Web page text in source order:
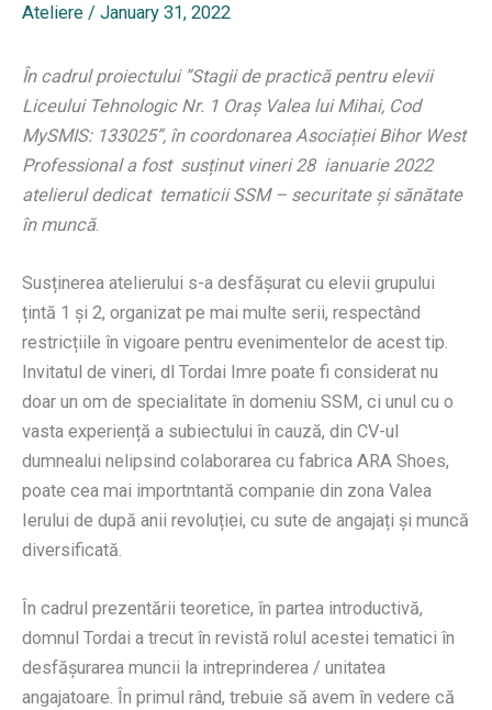
Ateliere / January 31, 2022
În cadrul proiectului ”Stagii de practică pentru elevii
Liceului Tehnologic Nr. 1 Oraș Valea lui Mihai, Cod
MySMIS: 133025”, în coordonarea Asociației Bihor West
Professional a fost susținut vineri 28 ianuarie 2022
atelierul dedicat tematicii SSM – securitate și sănătate
în muncă.
Susținerea atelierului s-a desfășurat cu elevii grupului
țintă 1 și 2, organizat pe mai multe serii, respectând
restricțiile în vigoare pentru evenimentelor de acest tip.
Invitatul de vineri, dl Tordai Imre poate fi considerat nu
doar un om de specialitate în domeniu SSM, ci unul cu o
vasta experiență a subiectului în cauză, din CV-ul
dumnealui nelipsind colaborarea cu fabrica ARA Shoes,
poate cea mai importntantă companie din zona Valea
Ierului de după anii revoluției, cu sute de angajați și muncă
diversificată.
În cadrul prezentării teoretice, în partea introductivă,
domnul Tordai a trecut în revistă rolul acestei tematici în
desfășurarea muncii la intreprinderea / unitatea
angajatoare. În primul rând, trebuie să avem în vedere că